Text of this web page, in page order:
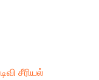
டிவி சீரியல்